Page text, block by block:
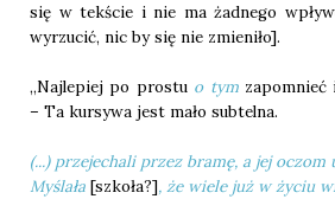
się w tekście i nie ma żadnego
wyrzucić, nic by się nie zmieniło].
„Najlepiej po prostu o tymzapomnieć
– Ta kursywa jest mało subtelna.
(...) przejechali przez bramę, a jej oczom
Myślała [szkoła?], że wiele już w życiu